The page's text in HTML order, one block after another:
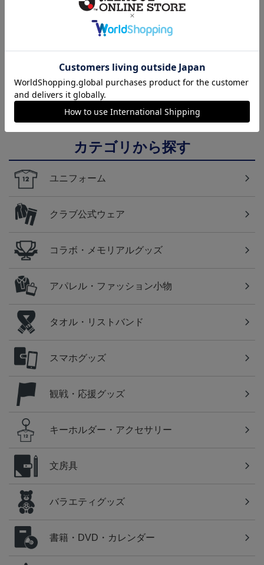
2026/27 1st レプリカユニ
13,970円～20,020円
NEW
FC東京 ソウブレイズ
タオルマフラー
2,500円
国際親善試合 FC東京
対 ボルシア ドルトムン
ト プリントタオルマフ
2,200円
カテゴリから探す
ユニフォーム
クラブ公式ウェア
コラボ・メモリアルグッズ
アパレル・ファッション小物
タオル・リストバンド
スマホグッズ
観戦・応援グッズ
キーホルダー・アクセサリー
文房具
バラエティグッズ
書籍・DVD・カレンダー